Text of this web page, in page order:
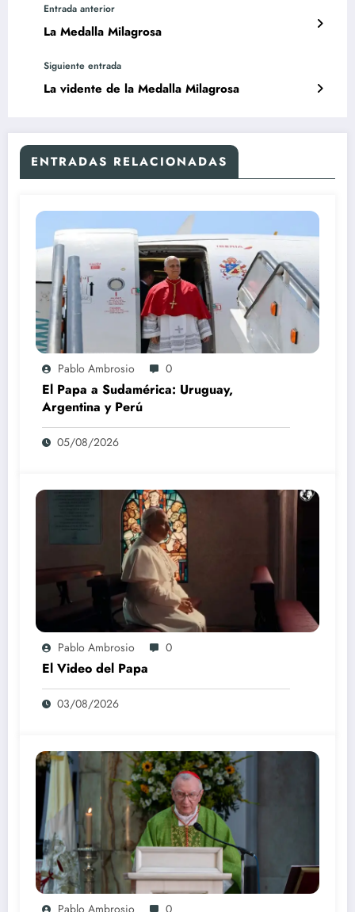
Entrada anterior
La Medalla Milagrosa
Siguiente entrada
La vidente de la Medalla Milagrosa
ENTRADAS RELACIONADAS
Pablo Ambrosio 0
El Papa a Sudamérica: Uruguay,
Argentina y Perú
05/08/2026
Pablo Ambrosio 0
El Video del Papa
03/08/2026
Pablo Ambrosio 0